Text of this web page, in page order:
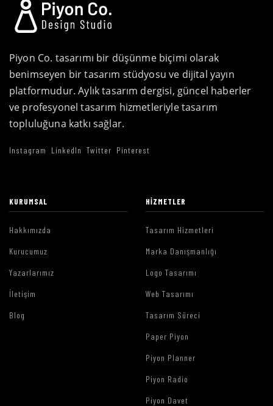
Piyon Co. tasarımı bir düşünme biçimi olarak
benimseyen bir tasarım stüdyosu ve dijital yayın
platformudur. Aylık tasarım dergisi, güncel haberler
ve profesyonel tasarım hizmetleriyle tasarım
topluluğuna katkı sağlar.
Instagram LinkedIn Twitter Pinterest
KURUMSAL
Hakkımızda
Kurucumuz
Yazarlarımız
İletişim
Blog
HIZMETLER
Tasarım Hizmetleri
Marka Danışmanlığı
Logo Tasarımı
Web Tasarımı
Tasarım Süreci
Paper Piyon
Piyon Planner
Piyon Radio
Piyon Davet